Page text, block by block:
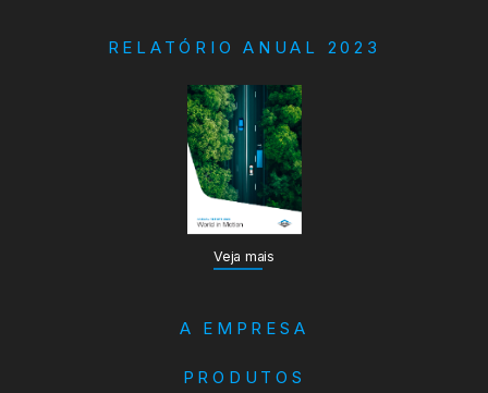
RELATÓRIO ANUAL 2023
Veja mais
A EMPRESA
PRODUTOS